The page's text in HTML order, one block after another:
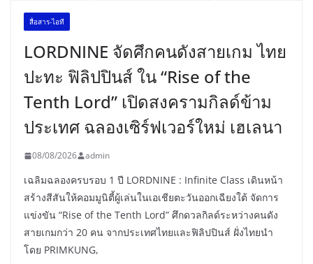
สื่อสาร-ไอที
LORDNINE จัดศึกคนดังสายเกม ไทย
ปะทะ ฟิลิปปินส์ ใน “Rise of the
Tenth Lord” เปิดสงครามกิลด์ข้าม
ประเทศ ฉลองเซิร์ฟเวอร์ใหม่ เฮเลนา
08/08/2026 admin
เฉลิมฉลองครบรอบ 1 ปี LORDNINE : Infinite Class เดินหน้า
สร้างสีสันให้คอมมูนิตี้ผู้เล่นในเอเชียตะวันออกเฉียงใต้ จัดการ
แข่งขัน “Rise of the Tenth Lord” ศึกดวลกิลด์ระหว่างคนดัง
สายเกมกว่า 20 คน จากประเทศไทยและฟิลิปปินส์ ฝั่งไทยนำ
โดย PRIMKUNG,